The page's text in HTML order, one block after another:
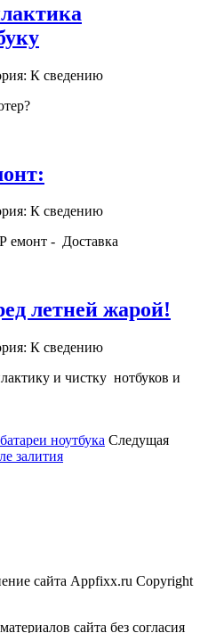
К сведению
К сведению
емонт - Доставка
летней жарой!
К сведению
и чистку нотбуков и
ноутбука Следущая
залития
сайта Appfixx.ru Copyright
сайта без согласия